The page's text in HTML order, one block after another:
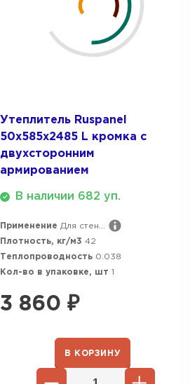
Утеплитель Ruspanel
50х585х2485 L кромка с
двухсторонним
армированием
В наличии 682 уп.
Применение Для стен...
Плотность, кг/м3 42
Теплопроводность 0.038
Кол-во в упаковке, шт 1
3 860 ₽
В КОРЗИНУ
Рулонная кровля Брит
Утеплитель Isoroc
Утеплитель Paroc
ПЕРЕЙТИ
Утеплитель Rockwool